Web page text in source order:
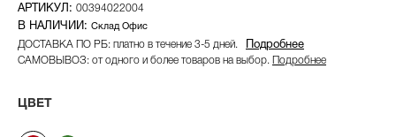
00394022004
Склад Офис
ДОСТАВКА ПО РБ: платно в течение 3-5 дней. Подробнее
САМОВЫВОЗ: от одного и более товаров на выбор. Подробнее
ЦВЕТ